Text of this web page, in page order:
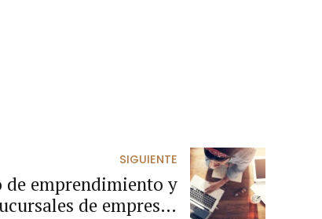
SIGUIENTE
emprendimiento y
de empresas